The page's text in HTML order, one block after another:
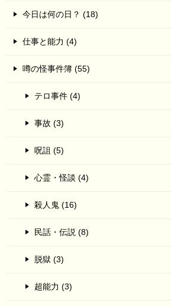
今日は何の日？ (18)
仕事と能力 (4)
噂の怪事件簿 (55)
テロ事件 (4)
事故 (3)
呪詛 (5)
心霊・怪談 (4)
殺人鬼 (16)
民話・伝説 (8)
脱獄 (3)
超能力 (3)